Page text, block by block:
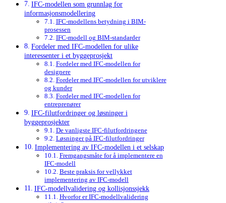
IFC-modellen som grunnlag for
informasjonsmodellering
IFC-modellens betydning i BIM-
prosessen
IFC-modell og BIM-standarder
Fordeler med IFC-modellen for ulike
interessenter i et byggeprosjekt
Fordeler med IFC-modellen for
designere
Fordeler med IFC-modellen for utviklere
og kunder
Fordeler med IFC-modellen for
entreprenører
IFC-filutfordringer og løsninger i
byggeprosjekter
De vanligste IFC-filutfordringene
Løsninger på IFC-filutfordringer
Implementering av IFC-modellen i et selskap
Fremgangsmåte for å implementere en
IFC-modell
Beste praksis for vellykket
implementering av IFC-modell
IFC-modellvalidering og kollisjonssjekk
Hvorfor er IFC-modellvalidering